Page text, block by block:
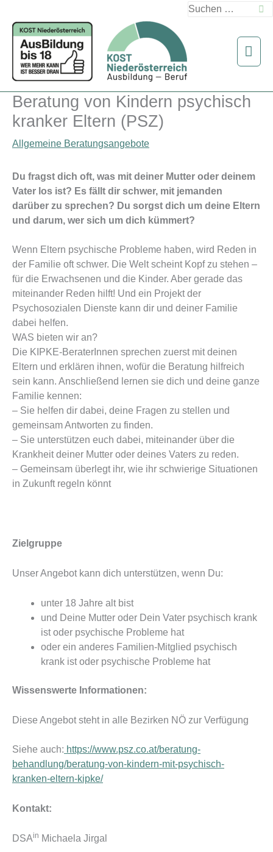
Inhalt
springen
Suchen
Beratung von Kindern psychisch
kranker Eltern (PSZ)
Allgemeine Beratungsangebote
Du fragst dich oft, was mit deiner Mutter oder deinem
Vater los ist? Es fällt dir schwer, mit jemanden
darüber zu sprechen? Du sorgst dich um deine Eltern
und darum, wer sich um dich kümmert?
Wenn Eltern psychische Probleme haben, wird Reden in
der Familie oft schwer. Die Welt scheint Kopf zu stehen –
für die Erwachsenen und die Kinder. Aber gerade das
miteinander Reden hilft! Und ein Projekt der
Psychosozialen Dienste kann dir und deiner Familie
dabei helfen.
WAS bieten wir an?
Die KIPKE-BeraterInnen sprechen zuerst mit deinen
Eltern und erklären ihnen, wofür die Beratung hilfreich
sein kann. Anschließend lernen sie dich und deine ganze
Familie kennen:
– Sie helfen dir dabei, deine Fragen zu stellen und
gemeinsam Antworten zu finden.
– Sie unterstützen euch dabei, miteinander über die
Krankheit deiner Mutter oder deines Vaters zu reden.
– Gemeinsam überlegt ihr, wie ihr schwierige Situationen
in Zukunft regeln könnt
Zielgruppe
Unser Angebot kann dich unterstützen, wenn Du:
unter 18 Jahre alt bist
und Deine Mutter oder Dein Vater psychisch krank
ist oder psychische Probleme hat
oder ein anderes Familien-Mitglied psychisch
krank ist oder psychische Probleme hat
Wissenswerte Informationen:
Diese Angebot steht in alle Bezirken NÖ zur Verfügung
Siehe auch: https://www.psz.co.at/beratung-
behandlung/beratung-von-kindern-mit-psychisch-
kranken-eltern-kipke/
Kontakt:
DSAin Michaela Jirgal